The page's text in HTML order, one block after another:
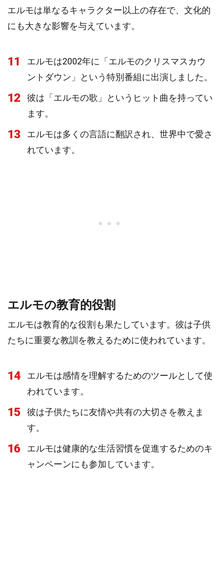
エルモは単なるキャラクター以上の存在で、文化的
にも大きな影響を与えています。
11
エルモは2002年に「エルモのクリスマスカウ
ントダウン」という特別番組に出演しました。
12
彼は「エルモの歌」というヒット曲を持ってい
ます。
13
エルモは多くの言語に翻訳され、世界中で愛さ
れています。
エルモの教育的役割
エルモは教育的な役割も果たしています。彼は子供
たちに重要な教訓を教えるために使われています。
14
エルモは感情を理解するためのツールとして使
われています。
15
彼は子供たちに友情や共有の大切さを教えま
す。
16
エルモは健康的な生活習慣を促進するためのキ
ャンペーンにも参加しています。